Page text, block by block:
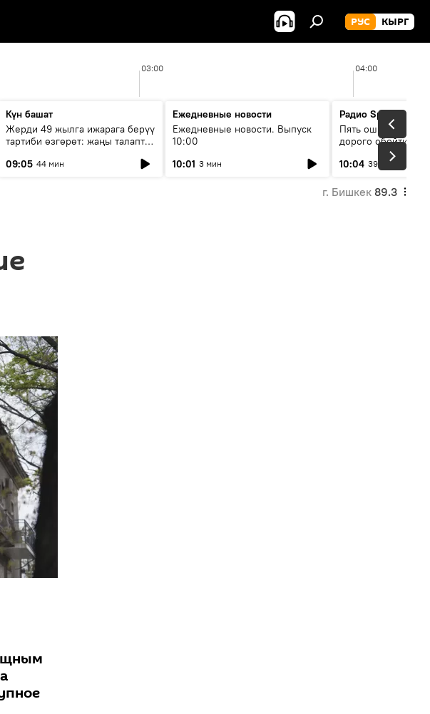
РУС КЫРГ
03:00 04:00
Күн башат
Жерди 49 жылга ижарага берүү
тартиби өзгөрөт: жаңы талаптар
09:05 44 мин
Ежедневные новости
Ежедневные новости. Выпуск
10:00
10:01 3 мин
Радио Sputnik
Пять ошибок
дорого обойтись
10:04 39 мин
г. Бишкек 89.3